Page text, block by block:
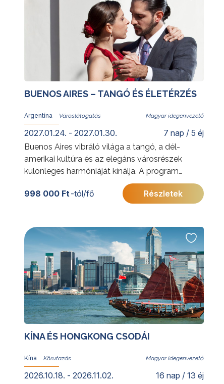
BUENOS AIRES – TANGÓ ÉS ÉLETÉRZÉS
Argentína Magyar idegenvezető
2027.01.24. - 2027.01.30. 7 nap / 5 éj
Buenos Aires vibráló világa a tangó, a dél-
amerikai kultúra és az elegáns városrészek
különleges harmóniáját kínálja. A program
során megismerkedhet a város legismertebb
látnivalóival, jellegzetes negyedeivel és
Tigre-delta természeti szépségei és az
argentin vidék hangulata is várja.
További érdekességekért Argentínáról
kattintson
ide.
998 000 Ft-tól/fő Részletek
KÍNA ÉS HONGKONG CSODÁI
Kína Magyar idegenvezető
2026.10.18. - 2026.11.02. 16 nap / 13 éj